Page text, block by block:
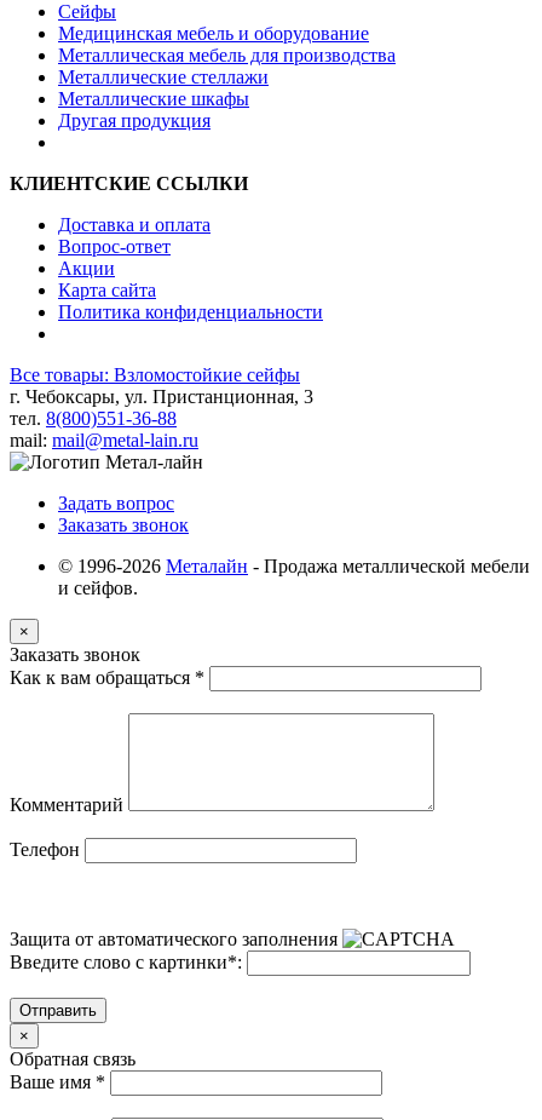
Сейфы
Медицинская мебель и оборудование
Металлическая мебель для производства
Металлические стеллажи
Металлические шкафы
Другая продукция
КЛИЕНТСКИЕ ССЫЛКИ
Доставка и оплата
Вопрос-ответ
Акции
Карта сайта
Политика конфиденциальности
Все товары: Взломостойкие сейфы
г. Чебоксары, ул. Пристанционная, 3
тел. 8(800)551-36-88
mail: mail@metal-lain.ru
Задать вопрос
Заказать звонок
© 1996-2026 Металайн - Продажа металлической мебели
и сейфов.
×
Заказать звонок
Как к вам обращаться *
Комментарий
Телефон
Защита от автоматического заполнения
Введите слово с картинки*:
Отправить
×
Обратная связь
Ваше имя *